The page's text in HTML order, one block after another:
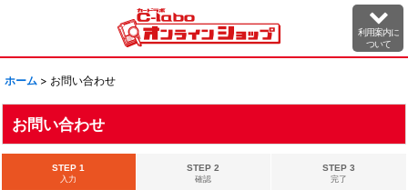
利用案内に
ついて
ホーム > お問い合わせ
お問い合わせ
STEP 1
入力
STEP 2
確認
STEP 3
完了